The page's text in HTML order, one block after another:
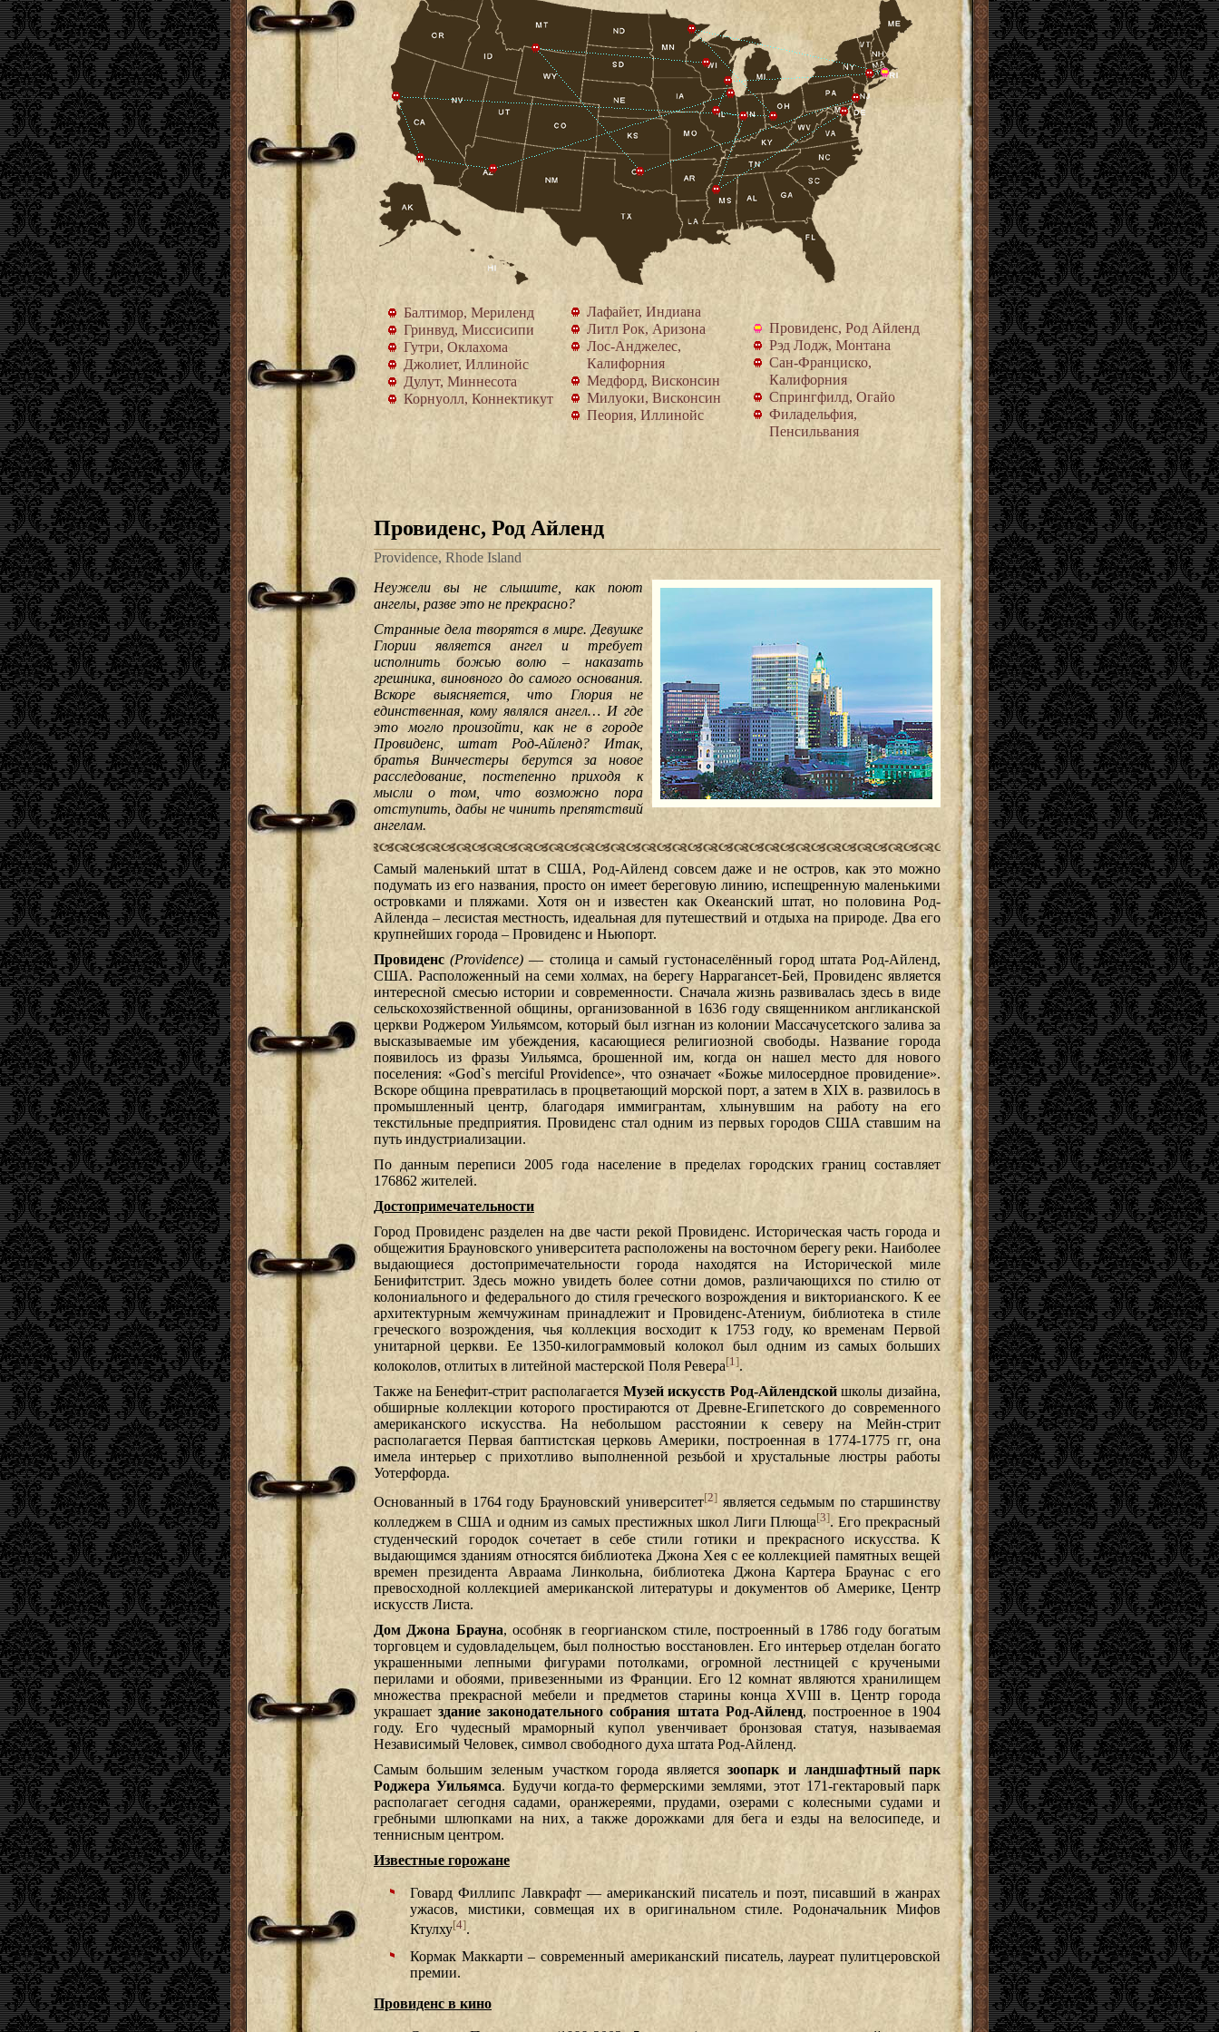
Балтимор, Мериленд
Гринвуд, Миссисипи
Гутри, Оклахома
Джолиет, Иллинойс
Дулут, Миннесота
Корнуолл, Коннектикут
Лафайет, Индиана
Литл Рок, Аризона
Лос-Анджелес,
Калифорния
Медфорд, Висконсин
Милуоки, Висконсин
Пеория, Иллинойс
Провиденс, Род Айленд
Рэд Лодж, Монтана
Сан-Франциско,
Калифорния
Спрингфилд, Огайо
Филадельфия,
Пенсильвания
Провиденс, Род Айленд
Providence, Rhode Island
Неужели вы не слышите, как поют
ангелы, разве это не прекрасно?
Странные дела творятся в мире. Девушке
Глории является ангел и требует
исполнить божью волю – наказать
грешника, виновного до самого основания.
Вскоре выясняется, что Глория не
единственная, кому являлся ангел… И где
это могло произойти, как не в городе
Провиденс, штат Род-Айленд? Итак,
братья Винчестеры берутся за новое
расследование, постепенно приходя к
мысли о том, что возможно пора
отступить, дабы не чинить препятствий
ангелам.
Самый маленький штат в США, Род-Айленд совсем даже и не остров, как это можно
подумать из его названия, просто он имеет береговую линию, испещренную маленькими
островками и пляжами. Хотя он и известен как Океанский штат, но половина Род-
Айленда – лесистая местность, идеальная для путешествий и отдыха на природе. Два его
крупнейших города – Провиденс и Ньюпорт.
Провиденс (Providence) — столица и самый густонаселённый город штата Род-Айленд,
США. Расположенный на семи холмах, на берегу Наррагансет-Бей, Провиденс является
интересной смесью истории и современности. Сначала жизнь развивалась здесь в виде
сельскохозяйственной общины, организованной в 1636 году священником англиканской
церкви Роджером Уильямсом, который был изгнан из колонии Массачусетского залива за
высказываемые им убеждения, касающиеся религиозной свободы. Название города
появилось из фразы Уильямса, брошенной им, когда он нашел место для нового
поселения: «God`s merciful Providence», что означает «Божье милосердное провидение».
Вскоре община превратилась в процветающий морской порт, а затем в XIX в. развилось в
промышленный центр, благодаря иммигрантам, хлынувшим на работу на его
текстильные предприятия. Провиденс стал одним из первых городов США ставшим на
путь индустриализации.
По данным переписи 2005 года население в пределах городских границ составляет
176862 жителей.
Достопримечательности
Город Провиденс разделен на две части рекой Провиденс. Историческая часть города и
общежития Брауновского университета расположены на восточном берегу реки. Наиболее
выдающиеся достопримечательности города находятся на Исторической миле
Бенифитстрит. Здесь можно увидеть более сотни домов, различающихся по стилю от
колониального и федерального до стиля греческого возрождения и викторианского. К ее
архитектурным жемчужинам принадлежит и Провиденс-Атениум, библиотека в стиле
греческого возрождения, чья коллекция восходит к 1753 году, ко временам Первой
унитарной церкви. Ее 1350-килограммовый колокол был одним из самых больших
колоколов, отлитых в литейной мастерской Поля Ревера[1 ].
Также на Бенефит-стрит располагается Музей искусств Род-Айлендскойшколы дизайна,
обширные коллекции которого простираются от Древне-Египетского до современного
американского искусства. На небольшом расстоянии к северу на Мейн-стрит
располагается Первая баптистская церковь Америки, построенная в 1774-1775 гг, она
имела интерьер с прихотливо выполненной резьбой и хрустальные люстры работы
Уотерфорда.
Основанный в 1764 году Брауновский университет[2]является седьмым по старшинству
колледжем в США и одним из самых престижных школ Лиги Плюща[3]. Его прекрасный
студенческий городок сочетает в себе стили готики и прекрасного искусства. К
выдающимся зданиям относятся библиотека Джона Хея с ее коллекцией памятных вещей
времен президента Авраама Линкольна, библиотека Джона Картера Браунас с его
превосходной коллекцией американской литературы и документов об Америке, Центр
искусств Листа.
Дом Джона Брауна, особняк в георгианском стиле, построенный в 1786 году богатым
торговцем и судовладельцем, был полностью восстановлен. Его интерьер отделан богато
украшенными лепными фигурами потолками, огромной лестницей с кручеными
перилами и обоями, привезенными из Франции. Его 12 комнат являются хранилищем
множества прекрасной мебели и предметов старины конца XVIII в. Центр города
украшаетздание законодательного собрания штата Род-Айленд, построенное в 1904
году. Его чудесный мраморный купол увенчивает бронзовая статуя, называемая
Независимый Человек, символ свободного духа штата Род-Айленд.
Самым большим зеленым участком города являетсязоопарк и ландшафтный парк
Роджера Уильямса. Будучи когда-то фермерскими землями, этот 171-гектаровый парк
располагает сегодня садами, оранжереями, прудами, озерами с колесными судами и
гребными шлюпками на них, а также дорожками для бега и езды на велосипеде, и
теннисным центром.
Известные горожане
Говард Филлипс Лавкрафт — американский писатель и поэт, писавший в жанрах
ужасов, мистики, совмещая их в оригинальном стиле. Родоначальник Мифов
Ктулху[4].
Кормак Маккарти – современный американский писатель, лауреат пулитцеровской
премии.
Провиденс в кино